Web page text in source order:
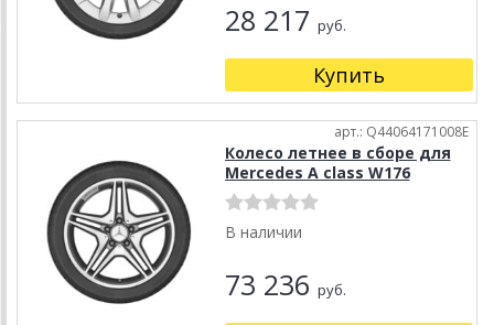
28 217 руб.
Купить
арт.: Q44064171008E
Колесо летнее в сборе для
Mercedes A class W176
В наличии
73 236 руб.